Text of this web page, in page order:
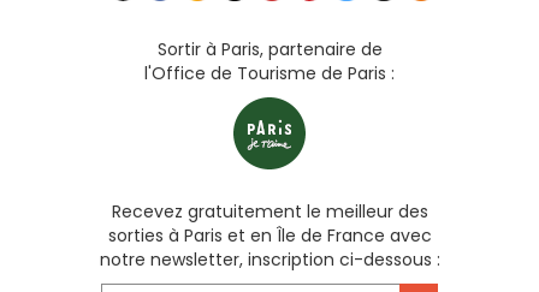
Sortir à Paris, partenaire de
l'Office de Tourisme de Paris :
Recevez gratuitement le meilleur des
sorties à Paris et en Île de France avec
notre newsletter, inscription ci-dessous :